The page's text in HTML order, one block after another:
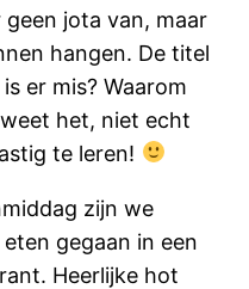
jota van, maar
hangen. De titel
er mis? Waarom
weet het, niet echt
te leren!
zijn we
gegaan in een
Heerlijke hot